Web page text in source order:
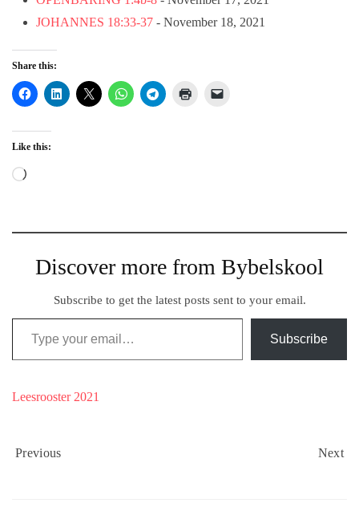
JOHANNES 18:33-37 - November 18, 2021
Share this:
Like this:
Loading…
Discover more from Bybelskool
Subscribe to get the latest posts sent to your email.
Type your email…
Subscribe
Leesrooster 2021
Previous Next